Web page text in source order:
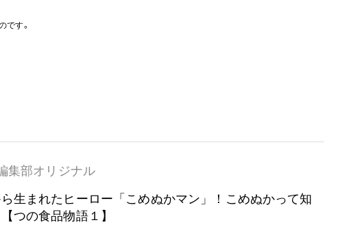
です。
集部オリジナル
生まれたヒーロー「こめぬかマン」！こめぬかって知
つの食品物語１】